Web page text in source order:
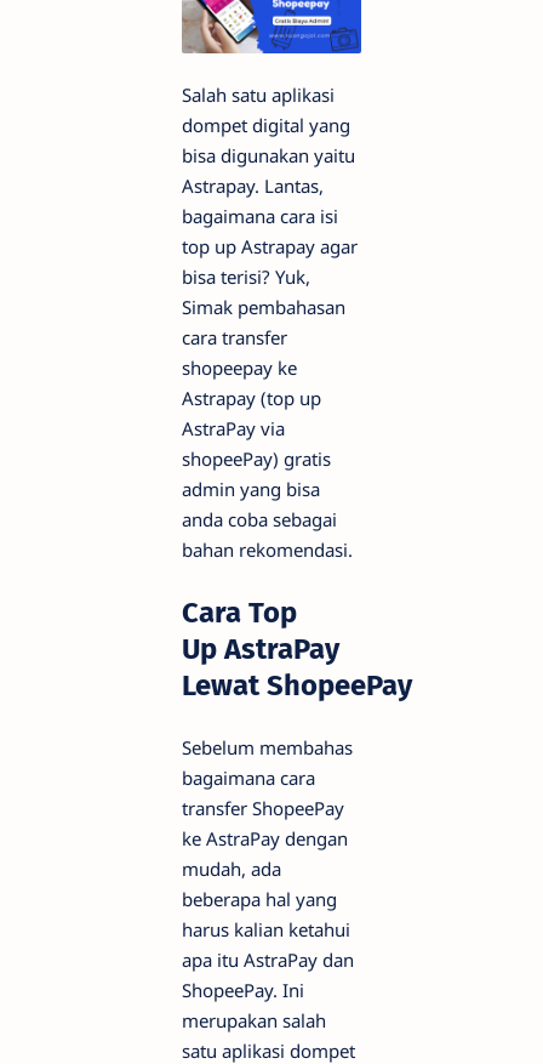
Salah satu aplikasi
dompet digital yang
bisa digunakan yaitu
Astrapay. Lantas,
bagaimana cara isi
top up Astrapay agar
bisa terisi? Yuk,
Simak pembahasan
cara transfer
shopeepay ke
Astrapay (top up
AstraPay via
shopeePay) gratis
admin yang bisa
anda coba sebagai
bahan rekomendasi.
Cara Top
UpAstraPay
LewatShopeePay
Sebelum membahas
bagaimana cara
transfer ShopeePay
ke AstraPay dengan
mudah, ada
beberapa hal yang
harus kalian ketahui
apa itu AstraPay dan
ShopeePay. Ini
merupakan salah
satu aplikasi dompet